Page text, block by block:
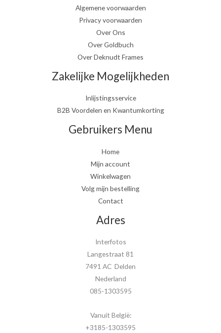
Algemene voorwaarden
Privacy voorwaarden
Over Ons
Over Goldbuch
Over Deknudt Frames
Zakelijke Mogelijkheden
Inlijstingsservice
B2B Voordelen en Kwantumkorting
Gebruikers Menu
Home
Mijn account
Winkelwagen
Volg mijn bestelling
Contact
Adres
Interfotos
Langestraat 81
7491 AC Delden
Nederland
085-1303595
Vanuit België:
+3185-1303595